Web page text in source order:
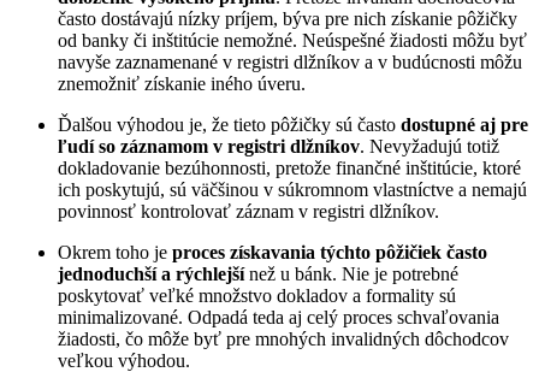
často dostávajú nízky príjem, býva pre nich získanie pôžičky
od banky či inštitúcie nemožné. Neúspešné žiadosti môžu byť
navyše zaznamenané v registri dlžníkov a v budúcnosti môžu
znemožniť získanie iného úveru.
Ďalšou výhodou je, že tieto pôžičky sú často dostupné aj pre
ľudí so záznamom v registri dlžníkov. Nevyžadujú totiž
dokladovanie bezúhonnosti, pretože finančné inštitúcie, ktoré
ich poskytujú, sú väčšinou v súkromnom vlastníctve a nemajú
povinnosť kontrolovať záznam v registri dlžníkov.
Okrem toho je proces získavania týchto pôžičiek často
jednoduchší a rýchlejšínež u bánk. Nie je potrebné
poskytovať veľké množstvo dokladov a formality sú
minimalizované. Odpadá teda aj celý proces schvaľovania
žiadosti, čo môže byť pre mnohých invalidných dôchodcov
veľkou výhodou.